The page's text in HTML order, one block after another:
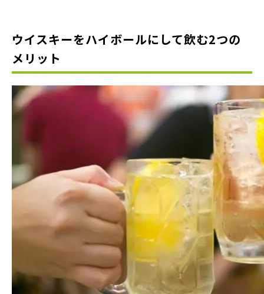
ウイスキーをハイボールにして飲む2つの
メリット